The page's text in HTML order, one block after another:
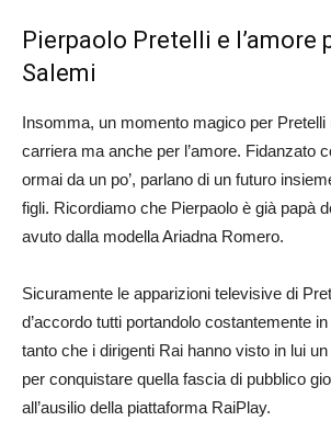
Pierpaolo Pretelli e l’amore
Salemi
Insomma, un momento magico per Pretelli
carriera ma anche per l’amore. Fidanzato
ormai da un po’, parlano di un futuro
figli. Ricordiamo che Pierpaolo è già papà
avuto dalla modella Ariadna Romero.
Sicuramente le apparizioni televisive di
d’accordo tutti portandolo costantemente
tanto che i dirigenti Rai hanno visto in lui
per conquistare quella fascia di pubblico
all’ausilio della piattaforma RaiPlay.